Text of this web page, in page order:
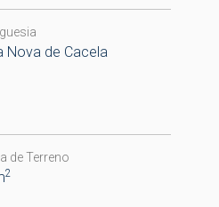
Nova de Cacela
de Terreno
2